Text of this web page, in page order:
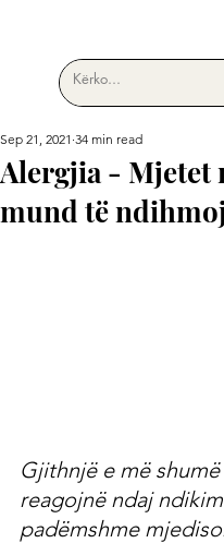
Alergjia - Mjetet
mund të
Sep 21, 2021 34 min read
Gjithnjë e më
reagojnë ndaj
padëmshme